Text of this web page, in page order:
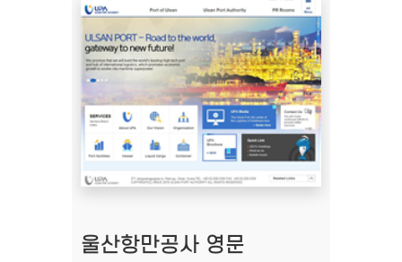
울산항만공사 영문